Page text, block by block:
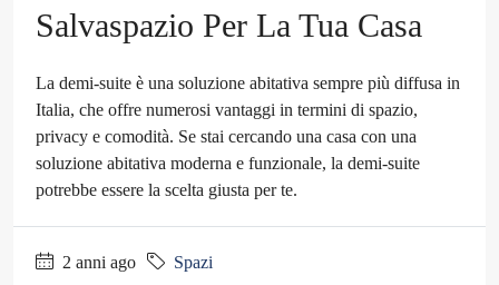
Salvaspazio Per La Tua Casa
La demi-suite è una soluzione abitativa sempre più diffusa in
Italia, che offre numerosi vantaggi in termini di spazio,
privacy e comodità. Se stai cercando una casa con una
soluzione abitativa moderna e funzionale, la demi-suite
potrebbe essere la scelta giusta per te.
2 anni ago Spazi